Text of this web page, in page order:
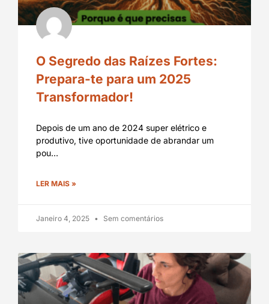
O Segredo das Raízes Fortes:
Prepara-te para um 2025
Transformador!
Depois de um ano de 2024 super elétrico e
produtivo, tive oportunidade de abrandar um
pou…
LER MAIS »
Janeiro 4, 2025 Sem comentários